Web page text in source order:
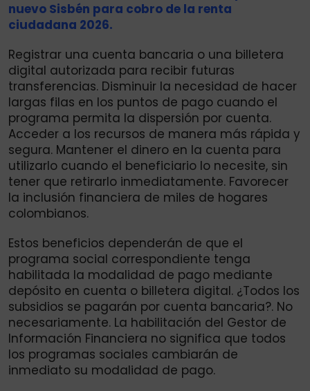
nuevo Sisbén para cobro de la renta
ciudadana 2026.
Registrar una cuenta bancaria o una billetera
digital autorizada para recibir futuras
transferencias. Disminuir la necesidad de hacer
largas filas en los puntos de pago cuando el
programa permita la dispersión por cuenta.
Acceder a los recursos de manera más rápida y
segura. Mantener el dinero en la cuenta para
utilizarlo cuando el beneficiario lo necesite, sin
tener que retirarlo inmediatamente. Favorecer
la inclusión financiera de miles de hogares
colombianos.
Estos beneficios dependerán de que el
programa social correspondiente tenga
habilitada la modalidad de pago mediante
depósito en cuenta o billetera digital. ¿Todos los
subsidios se pagarán por cuenta bancaria?. No
necesariamente. La habilitación del Gestor de
Información Financiera no significa que todos
los programas sociales cambiarán de
inmediato su modalidad de pago.